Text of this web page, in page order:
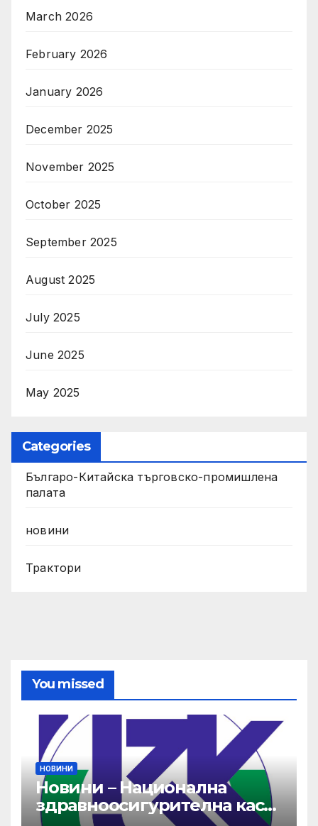
March 2026
February 2026
January 2026
December 2025
November 2025
October 2025
September 2025
August 2025
July 2025
June 2025
May 2025
Categories
Българо-Китайска търговско-промишлена
палата
новини
Трактори
You missed
НОВИНИ
Новини – Национална
здравноосигурителна каса